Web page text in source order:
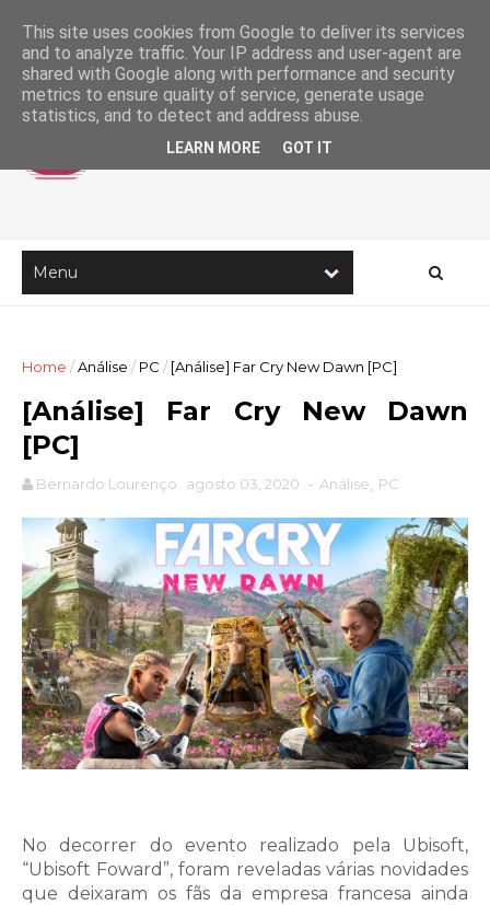
Home /Análise / PC / [Análise] Far Cry New Dawn [PC]
[Análise] Far Cry New Dawn
[PC]
Bernardo Lourenço agosto 03, 2020 - Análise PC
No decorrer do evento realizado pela Ubisoft,
“Ubisoft Foward”, foram reveladas várias novidades
que deixaram os fãs da empresa francesa ainda
This site uses cookies from Google to deliver its services
and to analyze traffic. Your IP address and user-agent are
shared with Google along with performance and security
metrics to ensure quality of service, generate usage
statistics, and to detect and address abuse.
LEARN MORE GOT IT